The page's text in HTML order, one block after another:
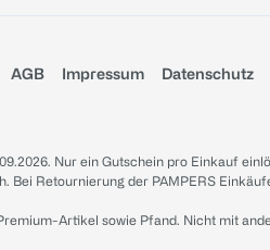
AGB Impressum Datenschutz
Nur ein Gutschein pro Einkauf
Bei Retournierung der PAMPERS
Artikel sowie Pfand. Nicht mit